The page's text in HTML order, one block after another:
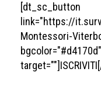
[dt_sc_button
link="https://
Montessori-